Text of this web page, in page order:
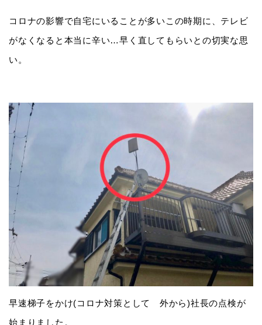
コロナの影響で自宅にいることが多いこの時期に、テレビ
がなくなると本当に辛い…早く直してもらいとの切実な思
い。
早速梯子をかけ(コロナ対策として 外から)社長の点検が
始まりました。